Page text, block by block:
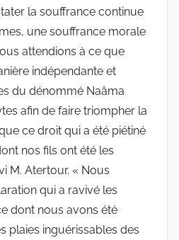
la souffrance continue
une souffrance morale
attendions à ce que
indépendante et
du dénommé Naâma
afin de faire triompher la
ce droit qui a été piétiné
nos fils ont été les
M. Atertour. « Nous
qui a ravivé les
dont nous avons été
plaies inguérissables des